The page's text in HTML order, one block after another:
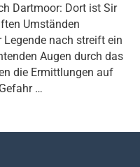
Dartmoor: Dort ist Sir
Umständen
Legende nach streift ein
Augen durch das
die Ermittlungen auf
…